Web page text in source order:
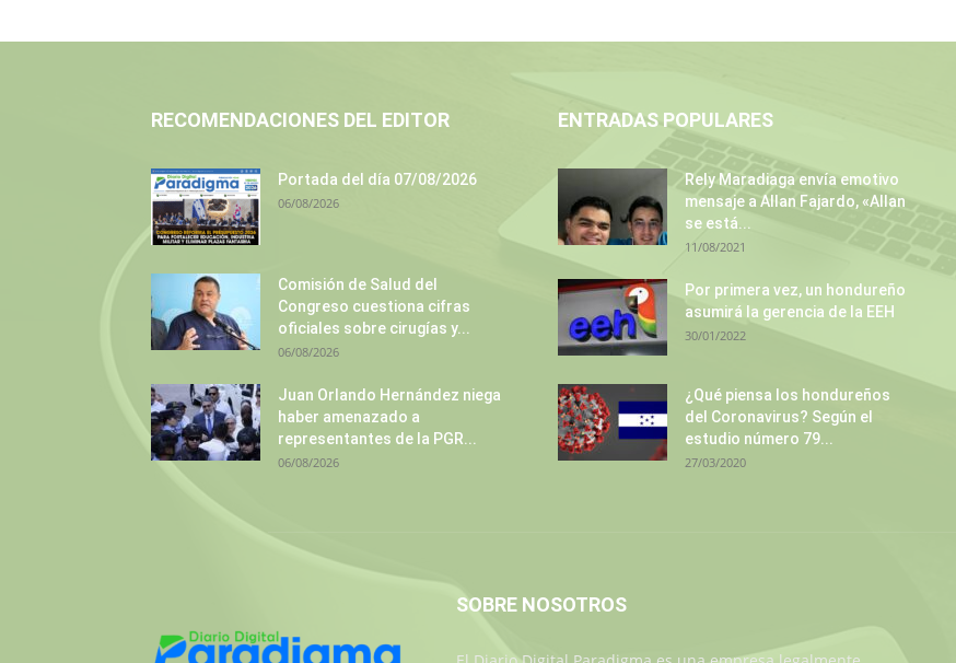
RECOMENDACIONES DEL EDITOR
Portada del día 07/08/2026
06/08/2026
Comisión de Salud del
Congreso cuestiona cifras
oficiales sobre cirugías y...
06/08/2026
Juan Orlando Hernández niega
haber amenazado a
representantes de la PGR...
06/08/2026
ENTRADAS POPULARES
Rely Maradiaga envía emotivo
mensaje a Allan Fajardo, «Allan
se está...
11/08/2021
Por primera vez, un hondureño
asumirá la gerencia de la EEH
30/01/2022
¿Qué piensa los hondureños
del Coronavirus? Según el
estudio número 79...
27/03/2020
SOBRE NOSOTROS